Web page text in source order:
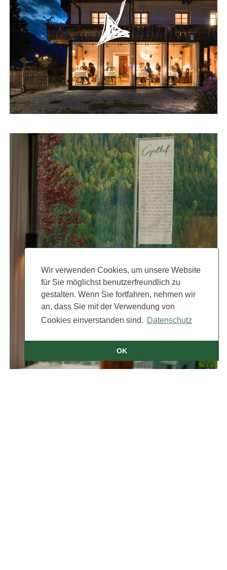
Wir verwenden Cookies, um unsere Website
für Sie möglichst benutzerfreundlich zu
gestalten. Wenn Sie fortfahren, nehmen wir
an, dass Sie mit der Verwendung von
Cookies einverstanden sind. Datenschutz
OK